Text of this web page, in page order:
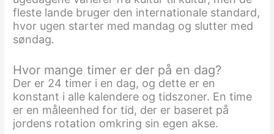
fleste lande bruger den internationale standard,
hvor ugen starter med mandag og slutter med
søndag.
Hvor mange timer er der på en dag?
Der er 24 timer i en dag, og dette er en
konstant i alle kalendere og tidszoner. En time
er en måleenhed for tid, der er baseret på
jordens rotation omkring sin egen akse.